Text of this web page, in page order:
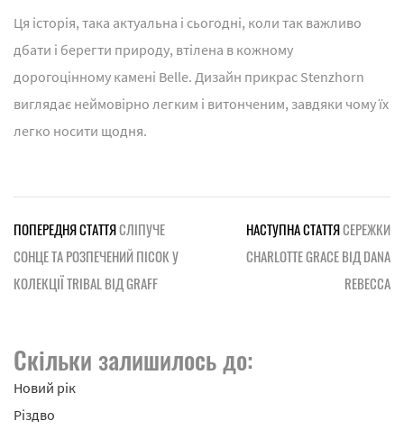
Ця історія, така актуальна і сьогодні, коли так важливо
дбати і берегти природу, втілена в кожному
дорогоцінному камені Belle. Дизайн прикрас Stenzhorn
виглядає неймовірно легким і витонченим, завдяки чому їх
легко носити щодня.
ПОПЕРЕДНЯ СТАТТЯСЛІПУЧЕ
СОНЦЕ ТА РОЗПЕЧЕНИЙ ПІСОК У
КОЛЕКЦІЇ TRIBAL ВІД GRAFF
НАСТУПНА СТАТТЯСЕРЕЖКИ
CHARLOTTE GRACE ВІД DANA
REBECCA
Скільки залишилось до:
Новий рік
Різдво